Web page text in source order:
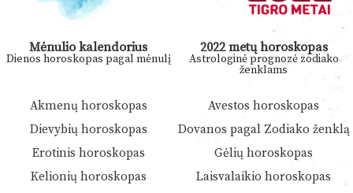
Mėnulio kalendorius
Dienos horoskopas pagal mėnulį
2022 metų horoskopas
Astrologinė prognozė zodiako
ženklams
Akmenų horoskopas
Avestos horoskopas
Dievybių horoskopas
Dovanos pagal Zodiako ženklą
Erotinis horoskopas
Gėlių horoskopas
Kelionių horoskopas
Laisvalaikio horoskopas